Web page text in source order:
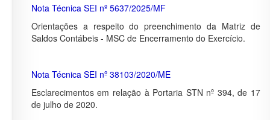
Nota Técnica SEI nº 5637/2025/MF
Orientações a respeito do preenchimento da Matriz de
Saldos Contábeis - MSC de Encerramento do Exercício.
Nota Técnica SEI nº 38103/2020/ME
Esclarecimentos em relação à Portaria STN nº 394, de 17
de julho de 2020.